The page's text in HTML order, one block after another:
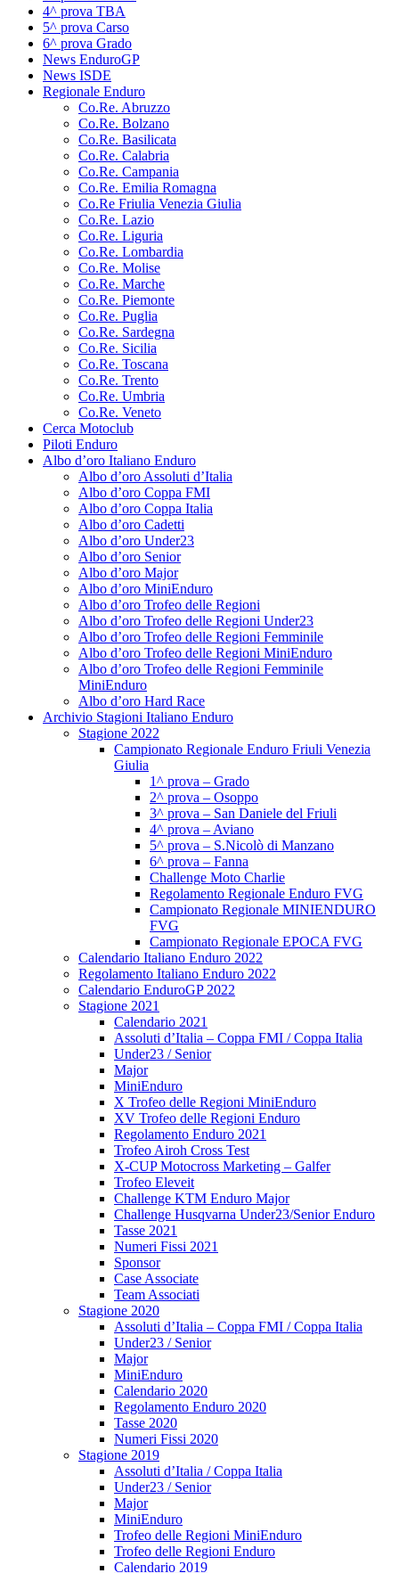
4^ prova TBA
5^ prova Carso
6^ prova Grado
News EnduroGP
News ISDE
Regionale Enduro
Co.Re. Abruzzo
Co.Re. Bolzano
Co.Re. Basilicata
Co.Re. Calabria
Co.Re. Campania
Co.Re. Emilia Romagna
Co.Re Friulia Venezia Giulia
Co.Re. Lazio
Co.Re. Liguria
Co.Re. Lombardia
Co.Re. Molise
Co.Re. Marche
Co.Re. Piemonte
Co.Re. Puglia
Co.Re. Sardegna
Co.Re. Sicilia
Co.Re. Toscana
Co.Re. Trento
Co.Re. Umbria
Co.Re. Veneto
Cerca Motoclub
Piloti Enduro
Albo d’oro Italiano Enduro
Albo d’oro Assoluti d’Italia
Albo d’oro Coppa FMI
Albo d’oro Coppa Italia
Albo d’oro Cadetti
Albo d’oro Under23
Albo d’oro Senior
Albo d’oro Major
Albo d’oro MiniEnduro
Albo d’oro Trofeo delle Regioni
Albo d’oro Trofeo delle Regioni Under23
Albo d’oro Trofeo delle Regioni Femminile
Albo d’oro Trofeo delle Regioni MiniEnduro
Albo d’oro Trofeo delle Regioni Femminile
MiniEnduro
Albo d’oro Hard Race
Archivio Stagioni Italiano Enduro
Stagione 2022
Campionato Regionale Enduro Friuli Venezia
Giulia
1^ prova – Grado
2^ prova – Osoppo
3^ prova – San Daniele del Friuli
4^ prova – Aviano
5^ prova – S.Nicolò di Manzano
6^ prova – Fanna
Challenge Moto Charlie
Regolamento Regionale Enduro FVG
Campionato Regionale MINIENDURO
FVG
Campionato Regionale EPOCA FVG
Calendario Italiano Enduro 2022
Regolamento Italiano Enduro 2022
Calendario EnduroGP 2022
Stagione 2021
Calendario 2021
Assoluti d’Italia – Coppa FMI / Coppa Italia
Under23 / Senior
Major
MiniEnduro
X Trofeo delle Regioni MiniEnduro
XV Trofeo delle Regioni Enduro
Regolamento Enduro 2021
Trofeo Airoh Cross Test
X-CUP Motocross Marketing – Galfer
Trofeo Eleveit
Challenge KTM Enduro Major
Challenge Husqvarna Under23/Senior Enduro
Tasse 2021
Numeri Fissi 2021
Sponsor
Case Associate
Team Associati
Stagione 2020
Assoluti d’Italia – Coppa FMI / Coppa Italia
Under23 / Senior
Major
MiniEnduro
Calendario 2020
Regolamento Enduro 2020
Tasse 2020
Numeri Fissi 2020
Stagione 2019
Assoluti d’Italia / Coppa Italia
Under23 / Senior
Major
MiniEnduro
Trofeo delle Regioni MiniEnduro
Trofeo delle Regioni Enduro
Calendario 2019